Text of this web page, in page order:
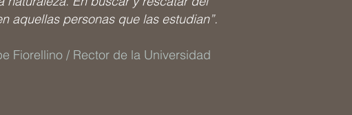
aquellas personas que las estudian”.
Fiorellino / Rector de la Universidad